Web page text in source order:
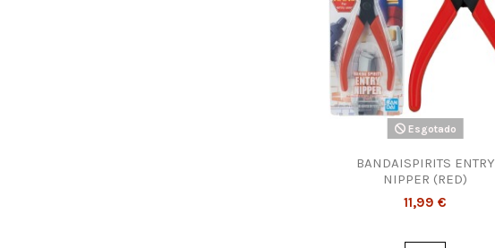
Esgotado
BANDAISPIRITS ENTRY
NIPPER (RED)
11,99 €